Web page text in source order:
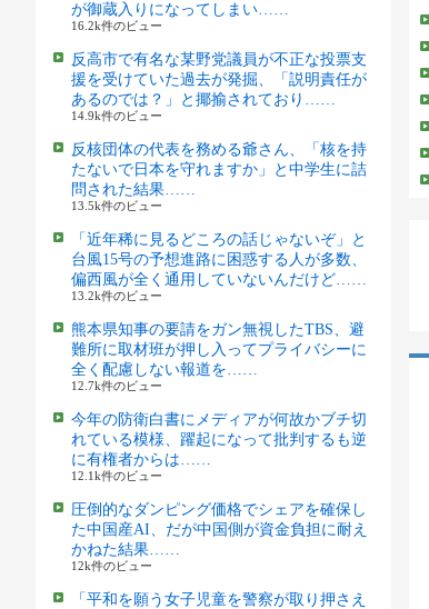
が御蔵入りになってしまい……
16.2k件のビュー
反高市で有名な某野党議員が不正な投票支
援を受けていた過去が発掘、「説明責任が
あるのでは？」と揶揄されており……
14.9k件のビュー
反核団体の代表を務める爺さん、「核を持
たないで日本を守れますか」と中学生に詰
問された結果……
13.5k件のビュー
「近年稀に見るどころの話じゃないぞ」と
台風15号の予想進路に困惑する人が多数、
偏西風が全く通用していないんだけど……
13.2k件のビュー
熊本県知事の要請をガン無視したTBS、避
難所に取材班が押し入ってプライバシーに
全く配慮しない報道を……
12.7k件のビュー
今年の防衛白書にメディアが何故かブチ切
れている模様、躍起になって批判するも逆
に有権者からは……
12.1k件のビュー
圧倒的なダンピング価格でシェアを確保し
た中国産AI、だが中国側が資金負担に耐え
かねた結果……
12k件のビュー
「平和を願う女子児童を警察が取り押さえ